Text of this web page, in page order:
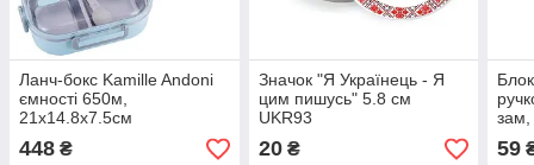
Ланч-бокс Kamille Andoni
ємності 650м,
21х14.8х7.5см
448 ₴
Значок "Я Українець - Я
цим пишусь" 5.8 см
UKR93
20₴
зам,
59